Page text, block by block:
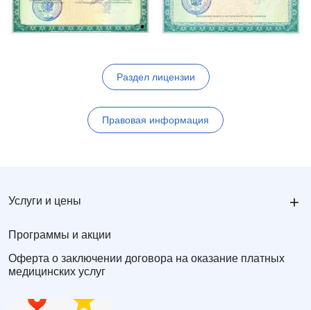
Раздел лицензии
Правовая информация
Услуги и цены +
Программы и акции
Оферта о заключении договора на оказание платных
медицинских услуг